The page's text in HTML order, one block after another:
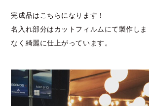
完成品はこちらになります！
名入れ部分はカットフィルムにて製作し
なく綺麗に仕上がっています。